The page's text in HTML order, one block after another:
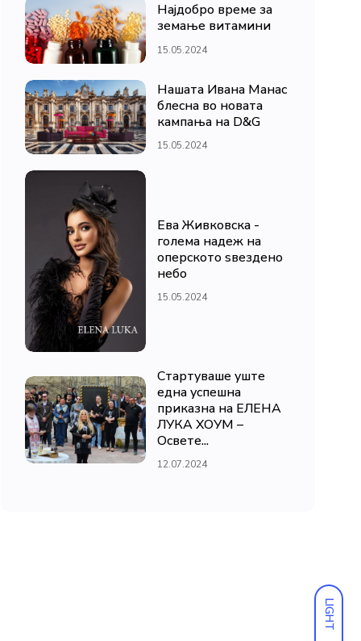
LIGHT
Најдобро време за
земање витамини
15.05.2024
Нашата Ивана Манас
блесна во новата
кампања на D&G
15.05.2024
Ева Живковска -
голема надеж на
оперското ѕвездено
небо
15.05.2024
Стартуваше уште
една успешна
приказна на ЕЛЕНА
ЛУКА ХОУМ –
Освете...
12.07.2024